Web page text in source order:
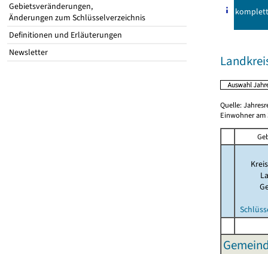
Gebietsveränderungen,
Änderungen zum Schlüsselverzeichnis
Definitionen und Erläuterungen
Newsletter
komplett
Quelle:
Einwohner am